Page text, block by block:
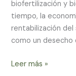
biofertilización y
tiempo, la
rentabilización
como un desecho
Leer más »